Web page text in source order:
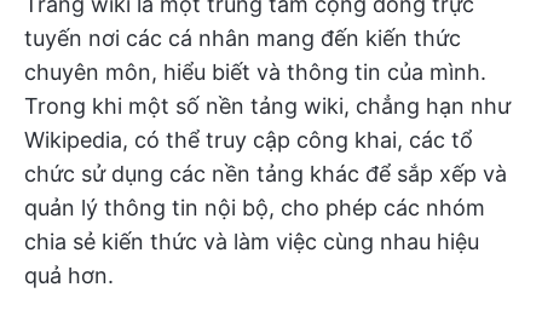
tuyến nơi các cá nhân mang đến kiến thức
chuyên môn, hiểu biết và thông tin của mình.
Trong khi một số nền tảng wiki, chẳng hạn như
Wikipedia, có thể truy cập công khai, các tổ
chức sử dụng các nền tảng khác để sắp xếp và
quản lý thông tin nội bộ, cho phép các nhóm
chia sẻ kiến thức và làm việc cùng nhau hiệu
quả hơn.